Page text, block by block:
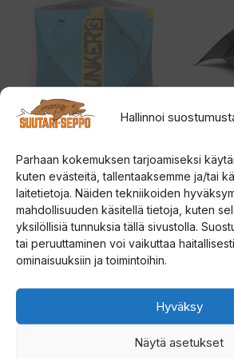
Hallinnoi
Parhaan kokemuksen tarjoamiseksi
kuten evästeitä, tallentaaksemme ja/tai
laitetietoja. Näiden tekniikoiden
mahdollisuuden käsitellä tietoja, kuten
yksilöllisiä tunnuksia tällä sivustolla.
tai peruuttaminen voi vaikuttaa
ominaisuuksiin ja toimintoihin.
Hyväksy
Näytä asetukset
Väinö Bunker 3
pilkkiteltta
0
:
s
t
ä
189,00€
Lue lisää